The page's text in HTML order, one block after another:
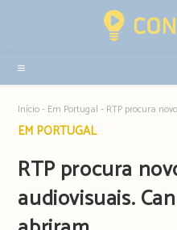
sidebar
Início- Em Portugal - RTP procura
Post
EM PORTUGAL
RTP procura
audiovisuais.